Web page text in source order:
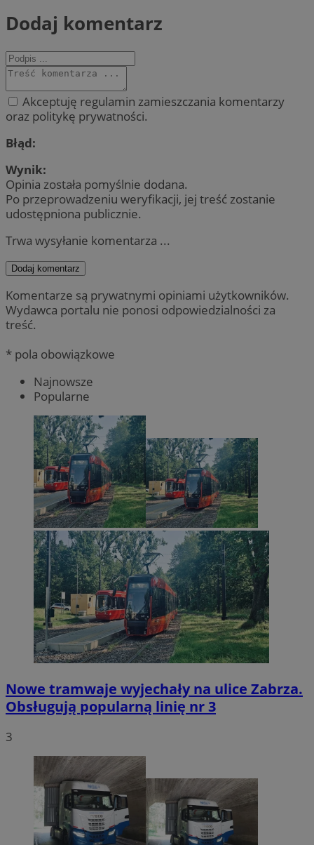
Dodaj komentarz
Akceptuję regulamin zamieszczania komentarzy
oraz politykę prywatności.
Błąd:
Wynik:
Opinia została pomyślnie dodana.
Po przeprowadzeniu weryfikacji, jej treść zostanie
udostępniona publicznie.
Trwa wysyłanie komentarza ...
Dodaj komentarz
Komentarze są prywatnymi opiniami użytkowników.
Wydawca portalu nie ponosi odpowiedzialności za
treść.
* pola obowiązkowe
Najnowsze
Popularne
Nowe tramwaje wyjechały na ulice Zabrza.
Obsługują popularną linię nr 3
3